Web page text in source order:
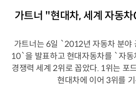
가트너 "현대차, 세계 자동
가트너는 6일 `2012년 자동차 분야
10`을 발표하고 현대자동차를 `자동
경쟁력 세계 2위로 꼽았다. 1위는 포
현대차에 이어 3위를